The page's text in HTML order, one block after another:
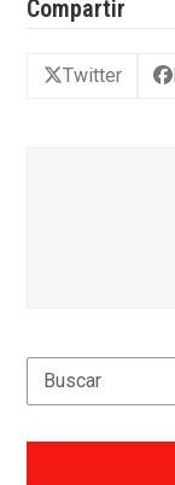
Compartir
Twitter
Search